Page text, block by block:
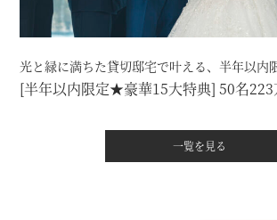
一覧を見る